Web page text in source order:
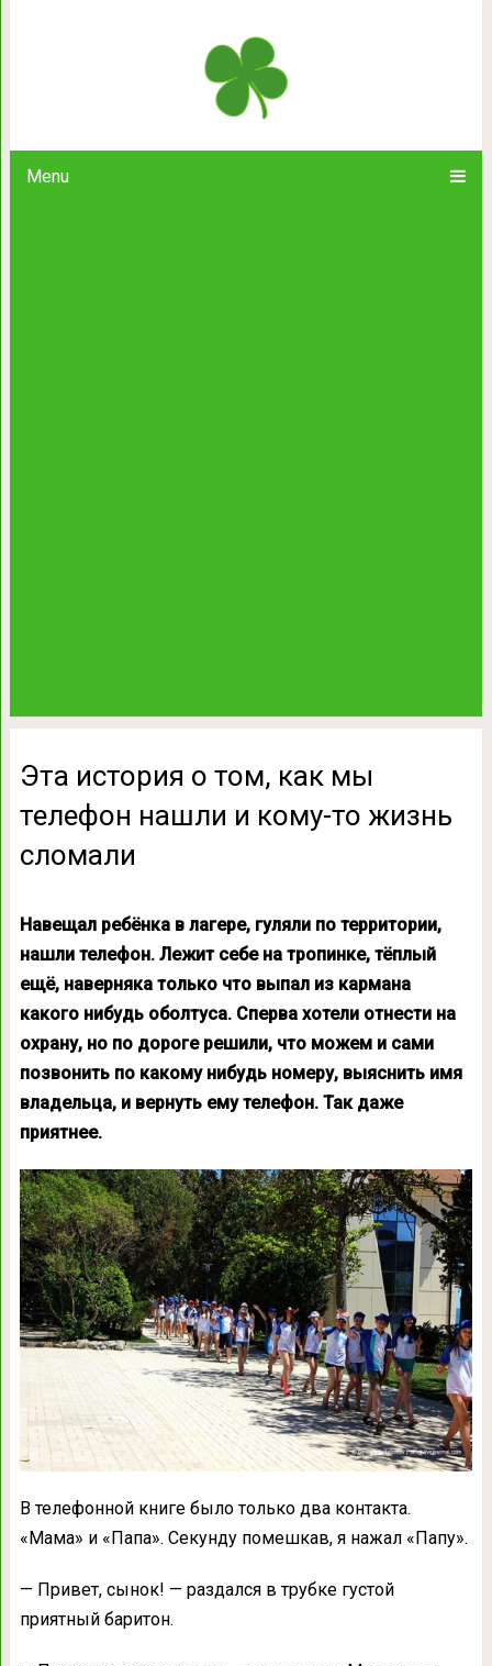
Menu
Эта история о том, как мы
Эта история о том, как мы
телефон нашли и кому-то жизнь
сломали
Навещал ребёнка в лагере, гуляли по территории,
нашли телефон. Лежит себе на тропинке, тёплый
ещё, наверняка только что выпал из кармана
какого нибудь оболтуса. Сперва хотели отнести на
охрану, но по дороге решили, что можем и сами
позвонить по какому нибудь номеру, выяснить имя
владельца, и вернуть ему телефон. Так даже
приятнее.
В телефонной книге было только два контакта.
«Мама» и «Папа». Секунду помешкав, я нажал «Папу».
— Привет, сынок! — раздался в трубке густой
приятный баритон.